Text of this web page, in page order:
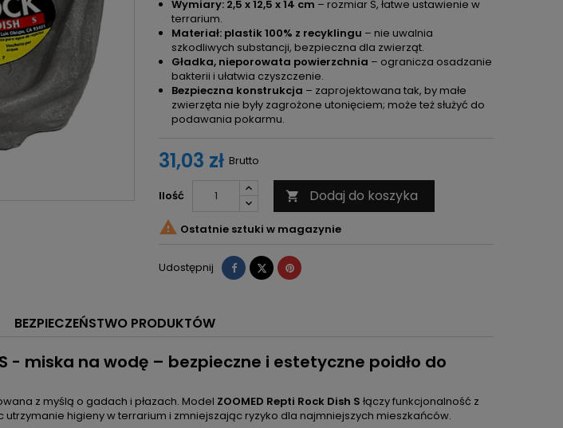
Wymiary: 2,5 x 12,5 x 14 cm – rozmiar S, łatwe ustawienie w
terrarium.
Materiał: plastik 100% z recyklingu – nie uwalnia
szkodliwych substancji, bezpieczna dla zwierząt.
Gładka, nieporowata powierzchnia – ogranicza osadzanie
bakterii i ułatwia czyszczenie.
Bezpieczna konstrukcja – zaprojektowana tak, by małe
zwierzęta nie były zagrożone utonięciem; może też służyć do
podawania pokarmu.
31,03 zł Brutto
Ilość  Dodaj do koszyka
 Ostatnie sztuki w magazynie
Udostępnij Udostępnij
TweetujPinterest
BEZPIECZEŃSTWO PRODUKTÓW
S - miska na wodę – bezpieczne i estetyczne poidło do
z myślą o gadach i płazach. Model ZOOMED Repti Rock Dish S łączy funkcjonalność z
utrzymanie higieny w terrarium i zmniejszając ryzyko dla najmniejszych mieszkańców.